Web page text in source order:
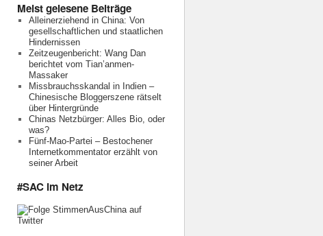
Meist gelesene Beiträge
Alleinerziehend in China: Von
gesellschaftlichen und staatlichen
Hindernissen
Zeitzeugenbericht: Wang Dan
berichtet vom Tian’anmen-
Massaker
Missbrauchsskandal in Indien –
Chinesische Bloggerszene rätselt
über Hintergründe
Chinas Netzbürger: Alles Bio, oder
was?
Fünf-Mao-Partei – Bestochener
Internetkommentator erzählt von
seiner Arbeit
#SAC im Netz